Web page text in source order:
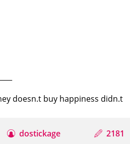
doesn.t buy happiness didn.t
dostickage 2181